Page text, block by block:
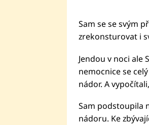
Sam se se svým
zrekonsturovat i
Jendou v noci ale
nemocnice se
nádor. A
Sam podstoupila
nádoru. Ke